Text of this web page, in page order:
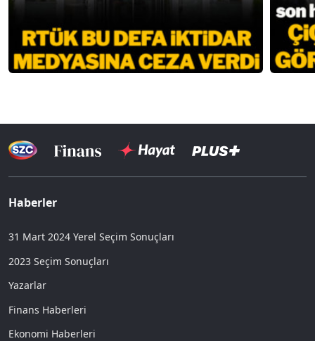
Haberler
31 Mart 2024 Yerel Seçim Sonuçları
2023 Seçim Sonuçları
Yazarlar
Finans Haberleri
Ekonomi Haberleri